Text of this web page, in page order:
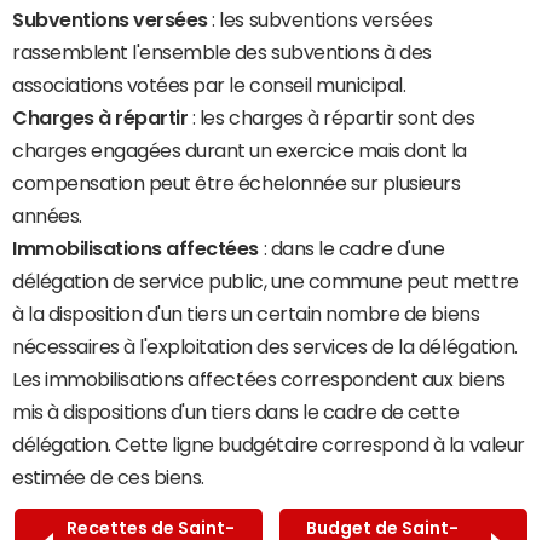
Subventions versées: les subventions versées
rassemblent l'ensemble des subventions à des
associations votées par le conseil municipal.
Charges à répartir : les charges à répartir sont des
charges engagées durant un exercice mais dont la
compensation peut être échelonnée sur plusieurs
années.
Immobilisations affectées : dans le cadre d'une
délégation de service public, une commune peut mettre
à la disposition d'un tiers un certain nombre de biens
nécessaires à l'exploitation des services de la délégation.
Les immobilisations affectées correspondent aux biens
mis à dispositions d'un tiers dans le cadre de cette
délégation. Cette ligne budgétaire correspond à la valeur
estimée de ces biens.
Recettes de Saint-
Budget de Saint-